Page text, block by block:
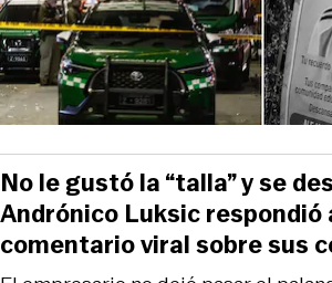
No le gustó la “talla” y se
Andrónico Luksic respondió
comentario viral sobre sus